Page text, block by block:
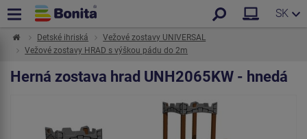
SK
Detské ihriská
Vežové zostavy UNIVERSAL
Vežové zostavy HRAD s výškou pádu do 2m
Herná zostava hrad UNH2065KW - hnedá